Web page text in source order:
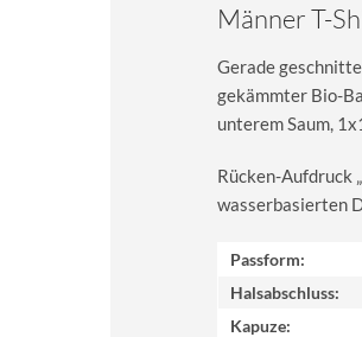
Männer T-
Gerade
gekämmter Bio-
unterem Saum,
Rücken-Aufdruck „
wasserbasierten
Passform:
Halsabschluss:
Kapuze: